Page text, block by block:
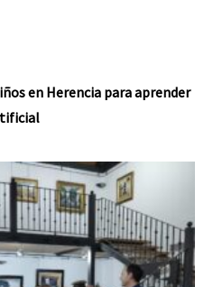
en Herencia para aprender